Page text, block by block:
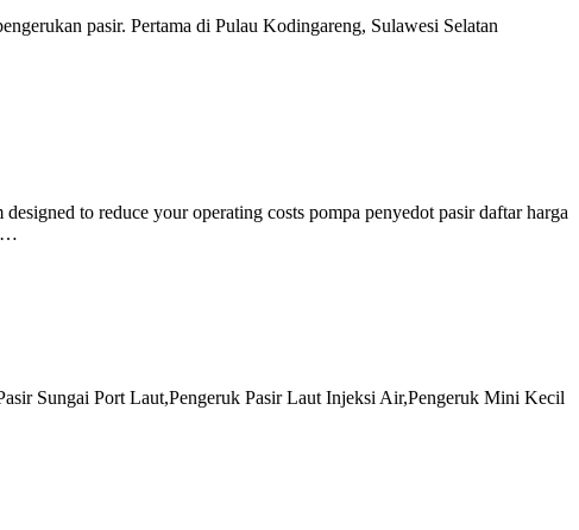
pasir. Pertama di Pulau Kodingareng, Sulawesi Selatan
to reduce your operating costs pompa penyedot pasir daftar harga
…
Sungai Port Laut,Pengeruk Pasir Laut Injeksi Air,Pengeruk Mini Kecil